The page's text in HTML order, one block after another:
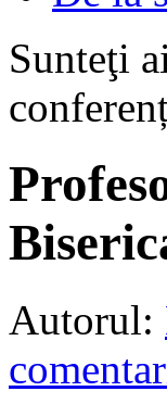
Sunteţi
Autorul: